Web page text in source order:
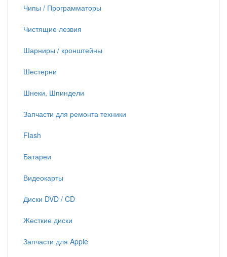
Чипы / Программаторы
Чистящие лезвия
Шарниры / кронштейны
Шестерни
Шнеки, Шпиндели
Запчасти для ремонта техники
Flash
Батареи
Видеокарты
Диски DVD / CD
Жесткие диски
Запчасти для Apple